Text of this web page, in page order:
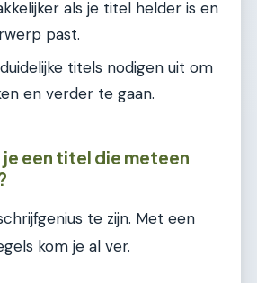
als je titel helder is en
past.
titels nodigen uit om
en verder te gaan.
een titel die meteen
te zijn. Met een
kom je al ver.